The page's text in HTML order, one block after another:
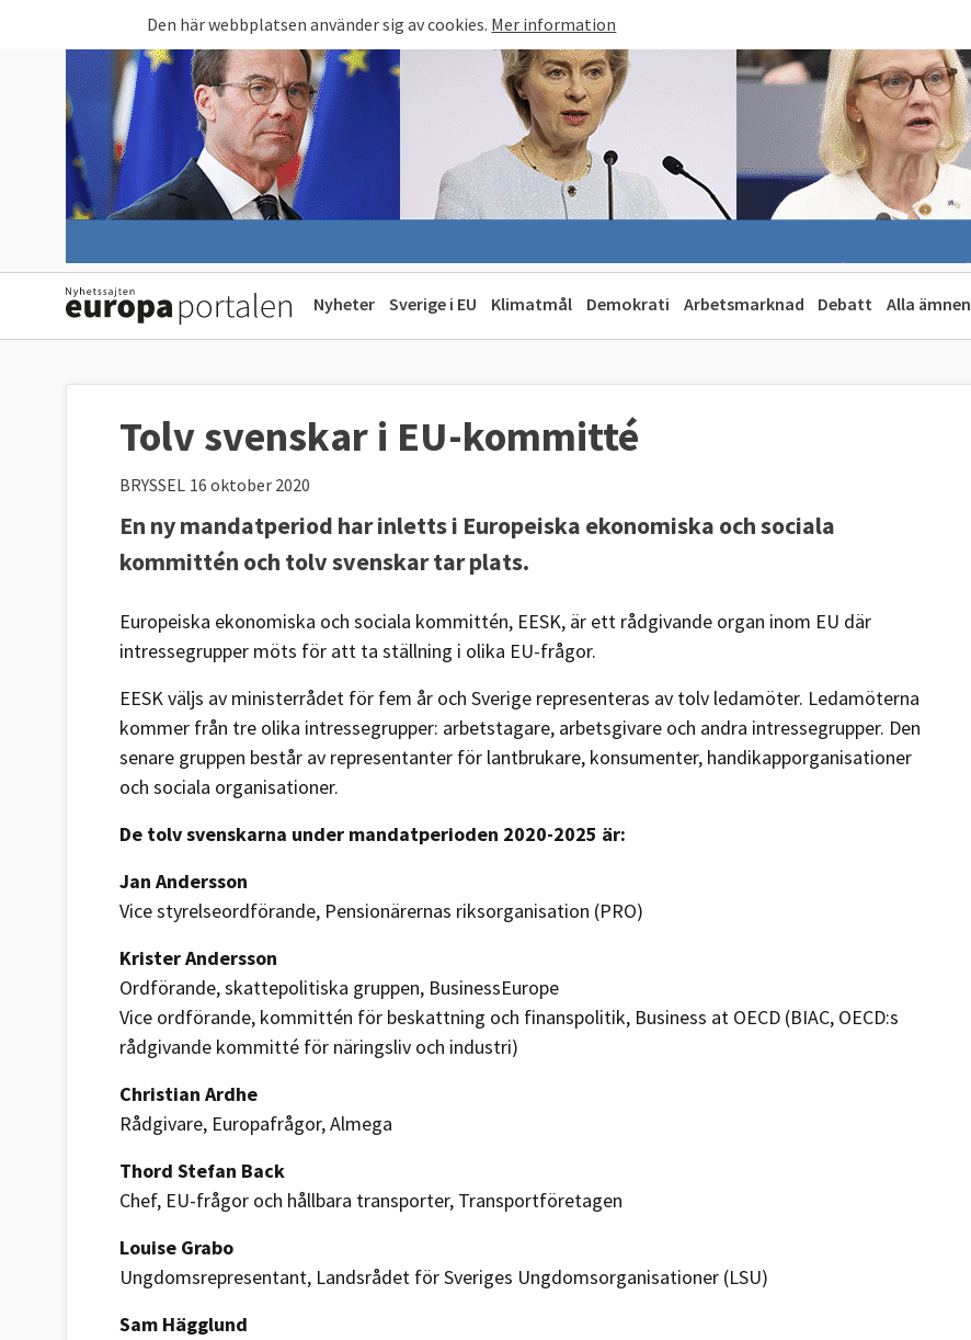
Den här webbplatsen använder sig av cookies. Mer information
Nyheter Sverige i EU Klimatmål Demokrati Arbetsmarknad Debatt Alla ämnen
Tolv svenskar i EU-kommitté
BRYSSEL 16 oktober 2020
En ny mandatperiod har inletts i Europeiska ekonomiska och sociala
kommittén och tolv svenskar tar plats.
Europeiska ekonomiska och sociala kommittén, EESK, är ett rådgivande organ inom EU där
intressegrupper möts för att ta ställning i olika EU-frågor.
EESK väljs av ministerrådet för fem år och Sverige representeras av tolv ledamöter. Ledamöterna
kommer från tre olika intressegrupper: arbetstagare, arbetsgivare och andra intressegrupper. Den
senare gruppen består av representanter för lantbrukare, konsumenter, handikapporganisationer
och sociala organisationer.
De tolv svenskarna under mandatperioden 2020-2025 är:
Jan Andersson
Vice styrelseordförande, Pensionärernas riksorganisation (PRO)
Krister Andersson
Ordförande, skattepolitiska gruppen, BusinessEurope
Vice ordförande, kommittén för beskattning och finanspolitik, Business at OECD (BIAC, OECD:s
rådgivande kommitté för näringsliv och industri)
Christian Ardhe
Rådgivare, Europafrågor, Almega
Thord Stefan Back
Chef, EU-frågor och hållbara transporter, Transportföretagen
Louise Grabo
Ungdomsrepresentant, Landsrådet för Sveriges Ungdomsorganisationer (LSU)
Sam Hägglund